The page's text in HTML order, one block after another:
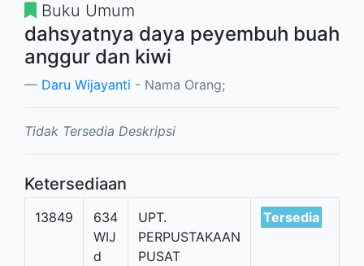
Buku Umum
dahsyatnya daya peyembuh buah
anggur dan kiwi
Daru Wijayanti - Nama Orang;
Tidak Tersedia Deskripsi
Ketersediaan
13849
634
WIJ
d
UPT.
PERPUSTAKAAN
PUSAT
Tersedia